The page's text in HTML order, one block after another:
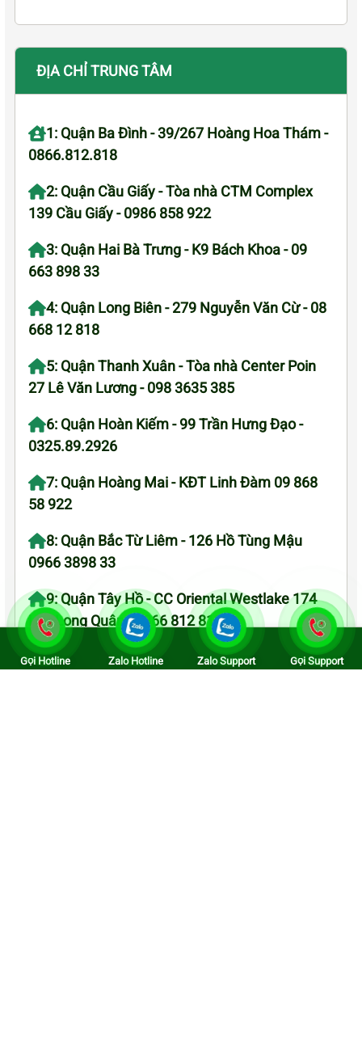
ĐỊA CHỈ TRUNG TÂM
1: Quận Ba Đình - 39/267 Hoàng Hoa Thám -
0866.812.818
2: Quận Cầu Giấy - Tòa nhà CTM Complex
139 Cầu Giấy - 0986 858 922
3: Quận Hai Bà Trưng - K9 Bách Khoa - 09
663 898 33
4: Quận Long Biên - 279 Nguyễn Văn Cừ - 08
668 12 818
5: Quận Thanh Xuân - Tòa nhà Center Poin
27 Lê Văn Lương - 098 3635 385
6: Quận Hoàn Kiếm - 99 Trần Hưng Đạo -
0325.89.2926
7: Quận Hoàng Mai - KĐT Linh Đàm 09 868
58 922
8: Quận Bắc Từ Liêm - 126 Hồ Tùng Mậu
0966 3898 33
9: Quận Tây Hồ - CC Oriental Westlake 174
Lạc Long Quân - 0866 812 818
Gọi Hotline Zalo Hotline Zalo Support Gọi Support